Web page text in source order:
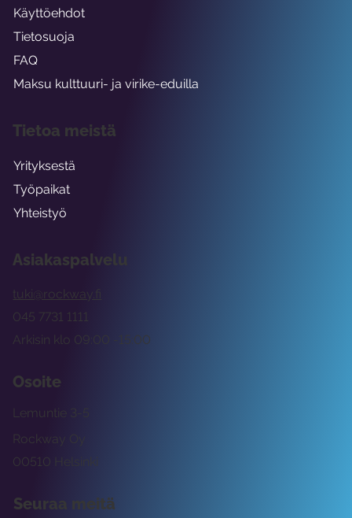
Asiakaspalvelu
tuki@rockway.fi
Arkisin klo 09:00 -15:00
045 7731 1111
Osoite
Rockway Oy
Lemuntie 3-5
00510 Helsinki
Seuraa meitä
Käyttöehdot
Tietosuoja
FAQ
Maksu kulttuuri- ja virike-eduilla
Tietoa meistä
Yrityksestä
Työpaikat
Yhteistyö